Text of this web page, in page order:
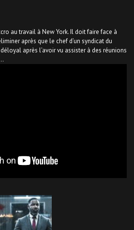
au travail à New York. Il doit faire face à
après que le chef d’un syndicat du
après l’avoir vu assister à des réunions